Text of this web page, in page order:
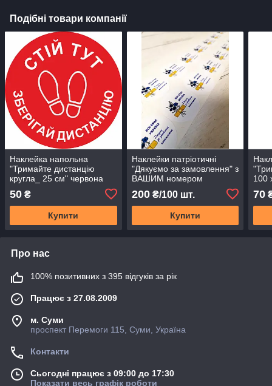
Подібні товари компанії
Наклейка напольна
"Тримайте дистанцію
кругла_ 25 см" червона
50 ₴
Купити
Наклейки патріотичні
"Дякуємо за замовлення" з
ВАШИМ номером
200₴/100 шт.
Купити
100
70
Про нас
100% позитивних з 395 відгуків за рік
Працює з 27.08.2009
м. Суми
проспект Перемоги 115, Суми, Україна
Контакти
Сьогодні працює з 09:00 до 17:30
Показати весь графік роботи